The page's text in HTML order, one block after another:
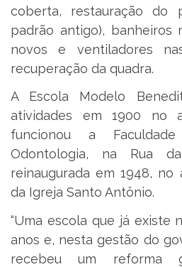
coberta, restauração do
padrão antigo), banheiros
novos e ventiladores
recuperação da quadra.
A Escola Modelo
atividades em 1900 no
funcionou a
Odontologia, na Rua
reinaugurada em 1948,
da Igreja Santo Antônio.
“Uma escola que já existe
anos e, nesta gestão do
recebeu um reforma